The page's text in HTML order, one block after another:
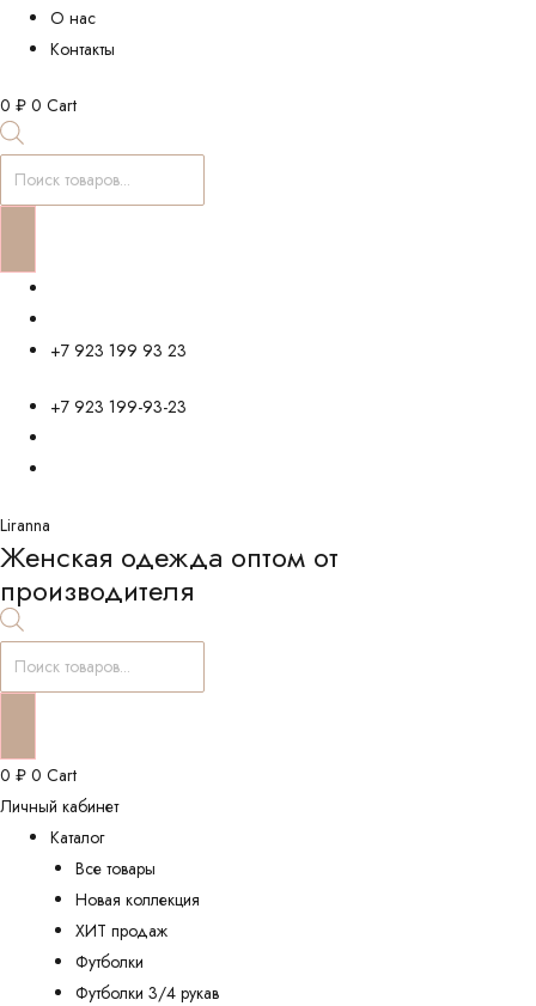
О нас
Контакты
0 ₽ 0 Cart
Поиск
товаров
+7 923 199 93 23
+7 923 199-93-23
Liranna
Женская одежда оптом от
производителя
Поиск
товаров
0 ₽ 0 Cart
Личный кабинет
Каталог
Все товары
Новая коллекция
ХИТ продаж
Футболки
Футболки 3/4 рукав